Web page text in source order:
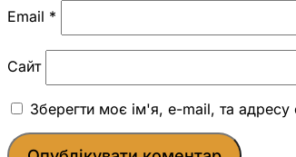
Email *
Сайт
Зберегти моє ім'я, e-mail, та